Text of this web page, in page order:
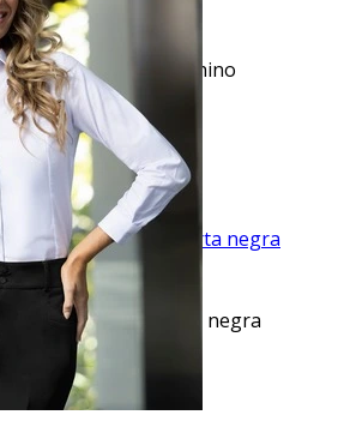
fit beige anywhere chino
lisa manga corta negra